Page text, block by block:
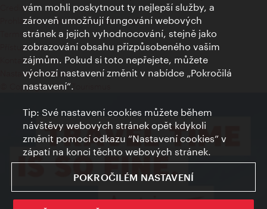
Credits
Prohlášení o ochraně osobních údajů
Terms of Use
Přístupnost
Kontakt pro tisk
Nastavení cookies
© Copyright Wien Tourismus
vám mohli poskytnout ty nejlepší služby, a
zároveň umožňují fungování webových
stránek a jejich vyhodnocování, stejně jako
zobrazování obsahu přizpůsobeného vašim
zájmům. Pokud si toto nepřejete, můžete
výchozí nastavení změnit v nabídce „Pokročilá
nastavení“.
Tip: Své nastavení cookies můžete během
návštěvy webových stránek opět kdykoli
změnit pomocí odkazu “Nastavení cookies” v
zápatí na konci těchto webových stránek.
POKROČILÉM NASTAVENÍ